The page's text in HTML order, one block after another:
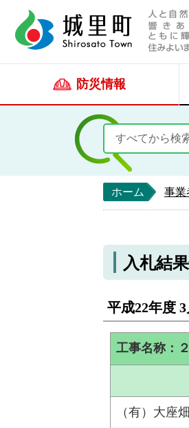
防災情報
ホーム 事業
入札結
平成22年度 3
工事名称：
（有）大座